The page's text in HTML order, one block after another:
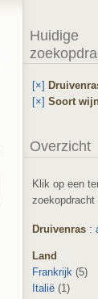
Huidige
[×]
[×] Soort
Overzicht
Klik op een
Druivenras :
Land
Frankrijk (5)
Italië (1)